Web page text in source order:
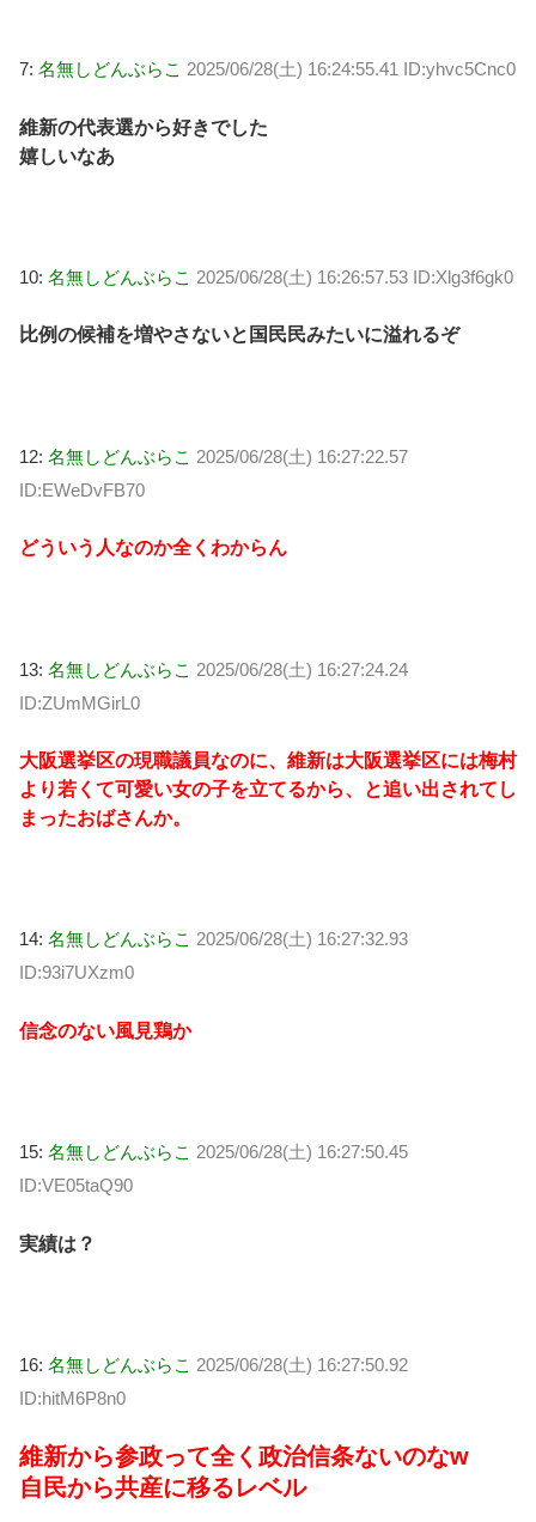
7: 名無しどんぶらこ 2025/06/28(土) 16:24:55.41 ID:yhvc5Cnc0
維新の代表選から好きでした
嬉しいなあ
10: 名無しどんぶらこ 2025/06/28(土) 16:26:57.53 ID:Xlg3f6gk0
比例の候補を増やさないと国民民みたいに溢れるぞ
12: 名無しどんぶらこ 2025/06/28(土) 16:27:22.57
ID:EWeDvFB70
どういう人なのか全くわからん
13: 名無しどんぶらこ 2025/06/28(土) 16:27:24.24
ID:ZUmMGirL0
大阪選挙区の現職議員なのに、維新は大阪選挙区には梅村
より若くて可愛い女の子を立てるから、と追い出されてし
まったおばさんか。
14: 名無しどんぶらこ 2025/06/28(土) 16:27:32.93
ID:93i7UXzm0
信念のない風見鶏か
15: 名無しどんぶらこ 2025/06/28(土) 16:27:50.45
ID:VE05taQ90
実績は？
16: 名無しどんぶらこ 2025/06/28(土) 16:27:50.92
ID:hitM6P8n0
維新から参政って全く政治信条ないのなw
自民から共産に移るレベル